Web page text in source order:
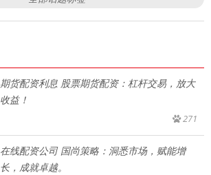
期货配资利息 股票期货配资：杠杆交易，放大
收益！
271
在线配资公司 国尚策略：洞悉市场，赋能增
长，成就卓越。